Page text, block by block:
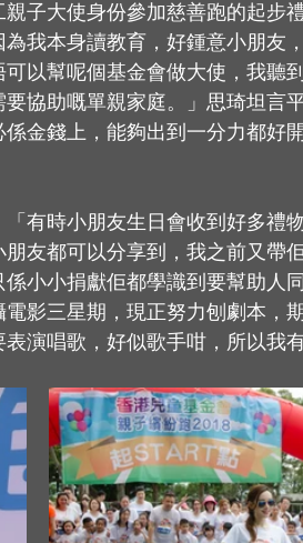
子大使身份參加慈善跑的起步
我本身讀教育，好鍾意小朋友
以幫呢個基金會做大使，我聽
協助嘅單親家庭。」思琦坦言
金錢上，能夠出到一分力都好
有時小朋友生日會收到好多禮
友都可以分享到，我之前又帶
小小捐獻佢都學識到要幫助人
影三星期，現正努力刨劇本，
演唱歌，好似歌手咁，所以我